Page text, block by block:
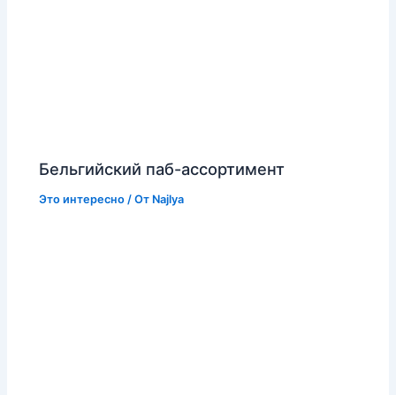
Бельгийский паб-ассортимент
Это интересно / От Najlya